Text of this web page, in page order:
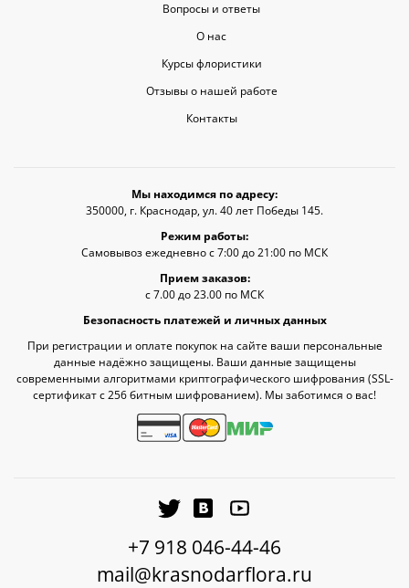
Вопросы и ответы
О нас
Курсы флористики
Отзывы о нашей работе
Контакты
Мы находимся по адресу:
350000, г. Краснодар, ул. 40 лет Победы 145.
Режим работы:
Самовывоз ежедневно с 7:00 до 21:00 по МСК
Прием заказов:
с 7.00 до 23.00 по МСК
Безопасность платежей и личных данных
При регистрации и оплате покупок на сайте ваши персональные
данные надёжно защищены. Ваши данные защищены
современными алгоритмами криптографического шифрования (SSL-
сертификат c 256 битным шифрованием). Мы заботимся о вас!
+7 918 046-44-46
mail@krasnodarflora.ru